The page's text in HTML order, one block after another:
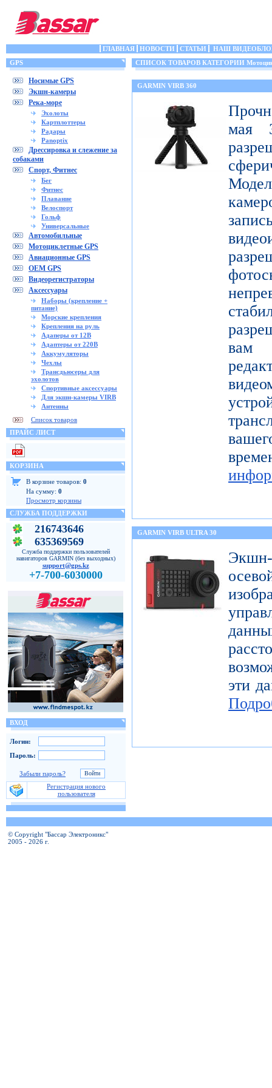
ГЛАВНАЯ НОВОСТИ СТАТЬИ
НАШ
GPS
Носимые GPS
Экшн-камеры
Река-море
Эхолоты
Картплоттеры
Радары
Panoptix
Дрессировка и слежение за
собаками
Спорт, Фитнес
Бег
Фитнес
Плавание
Велоспорт
Гольф
Универсальные
Автомобильные
Мотоциклетные GPS
Авиационные GPS
OEM GPS
Видеорегистраторы
Аксессуары
Наборы (крепление +
питание)
Морские крепления
Крепления на руль
Адаперы от 12В
Адаптеры от 220В
Аккумуляторы
Чехлы
Трансдьюсеры для
эхолотов
Спортивные аксессуары
Для экшн-камеры VIRB
Антенны
Список товаров
ПРАЙС ЛИСТ
КОРЗИНА
В корзине товаров: 0
На сумму: 0
Просмотр корзины
СЛУЖБА ПОДДЕРЖКИ
216743646
635369569
Служба поддержки пользователей
навигаторов GARMIN (без выходных)
support@gps.kz
+7-700-6030000
ВХОД
Логин:
Пароль:
Забыли пароль?
Регистрация нового
пользователя
СПИСОК ТОВАРОВ КАТЕГОРИИ
GARMIN VIRB 360
мая
вам
GARMIN VIRB ULTRA 30
эти
© Copyright "Бассар Электроникс"
2005 - 2026 г.